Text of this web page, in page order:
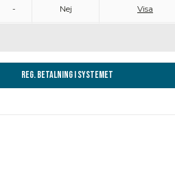
- Nej Visa
Reg. Betalning i systemet